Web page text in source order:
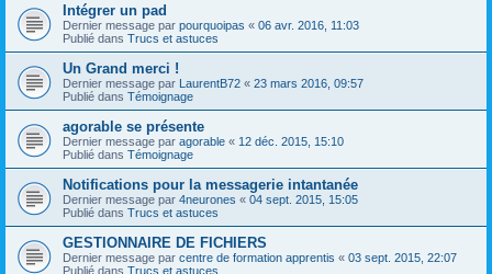
Intégrer un pad
Dernier message par pourquoipas « 06 avr. 2016, 11:03
Publié dans Trucs et astuces
Un Grand merci !
Dernier message par LaurentB72 « 23 mars 2016, 09:57
Publié dans Témoignage
agorable se présente
Dernier message par agorable « 12 déc. 2015, 15:10
Publié dans Témoignage
Notifications pour la messagerie intantanée
Dernier message par 4neurones « 04 sept. 2015, 15:05
Publié dans Trucs et astuces
GESTIONNAIRE DE FICHIERS
Dernier message par centre de formation apprentis « 03 sept. 2015, 22:07
Publié dans Trucs et astuces